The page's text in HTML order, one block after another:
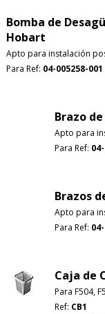
Bomba de
Hobart
Apto para instalación
Para Ref: 04-005258-001
Brazo
Apto para
Para Ref:
Brazos
Apto para
Para Ref:
Caja de
Para F504,
Ref: CB1